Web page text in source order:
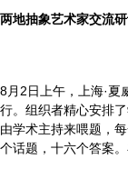
两地抽象艺术家交流
8月2日上午，上海·夏
行。组织者精心安排
由学术主持来喂题，
个话题，十六个答案